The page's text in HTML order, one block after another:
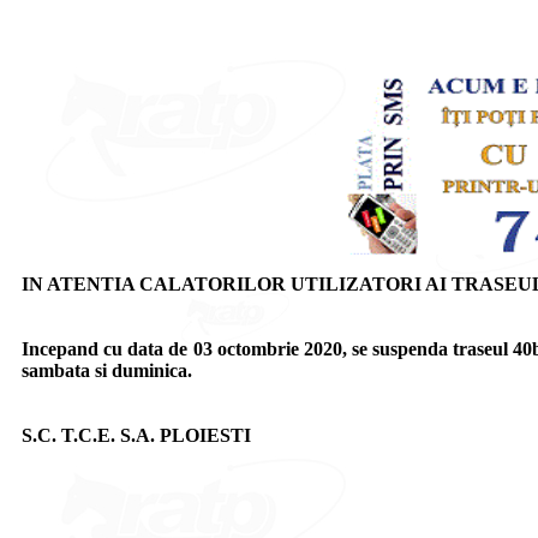
IN ATENTIA CALATORILOR UTILIZATORI AI
Incepand cu data de 03 octombrie 2020, se suspenda traseul
sambata si duminica.
S.C. T.C.E. S.A. PLOIESTI